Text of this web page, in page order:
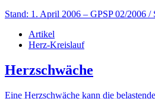
Stand: 1. April 2006 – GPSP 02/2006 /
Artikel
Herz-Kreislauf
Herzschwäche
Eine Herzschwäche kann die